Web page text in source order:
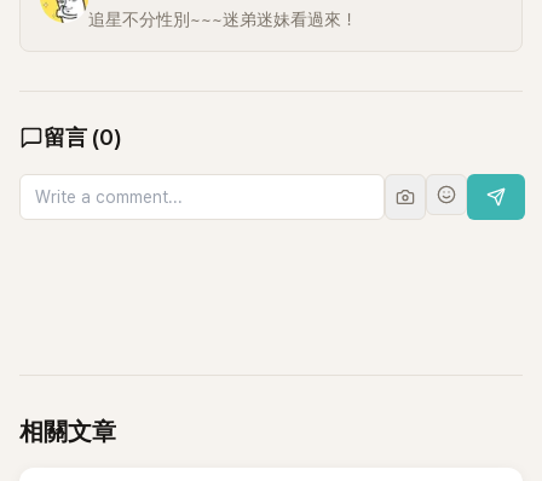
追星不分性別~~~迷弟迷妹看過來！
留言 (0)
相關文章